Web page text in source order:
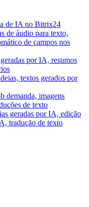
de IA no Bitrix24
de áudio para texto,
de campos nos
por IA, resumos
textos gerados por
demanda, imagens
de texto
geradas por IA, edição
tradução de texto